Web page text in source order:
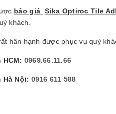
báo giá Sika Optiroc Tile
khách.
hân hạnh được phục vụ quý
HCM: 0969.66.11.66
Hà Nội: 0916 611 588